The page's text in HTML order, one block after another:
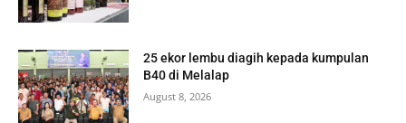
25 ekor lembu diagih kepada kumpulan
B40 di Melalap
August 8, 2026